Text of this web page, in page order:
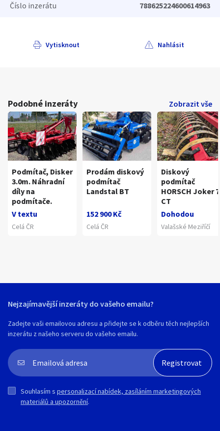
Číslo inzerátu 788625224600614963
Vytisknout Nahlásit
Podobné inzeráty Zobrazit vše
Podmítač, Disker
3.0m. Náhradní
díly na
podmítače.
V textu
Celá ČR
Prodám diskový
podmítač
Landstal BT
152 900 Kč
Celá ČR
Diskový
podmítač
HORSCH Joker 7
CT
Dohodou
Valašské Meziříčí
Nejzajímavější inzeráty do vašeho emailu?
Zadejte vaši emailovou adresu a přidejte se k odběru těch nejlepších
inzerátu z našeho serveru do vašeho emailu.
Souhlasím s personalizací nabídek, zasíláním marketingových
materiálů a upozornění.